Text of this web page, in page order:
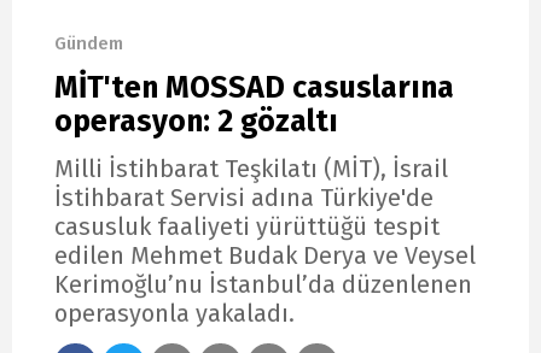
Gündem
MİT'ten MOSSAD casuslarına
operasyon: 2 gözaltı
Milli İstihbarat Teşkilatı (MİT), İsrail
İstihbarat Servisi adına Türkiye'de
casusluk faaliyeti yürüttüğü tespit
edilen Mehmet Budak Derya ve Veysel
Kerimoğlu’nu İstanbul’da düzenlenen
operasyonla yakaladı.